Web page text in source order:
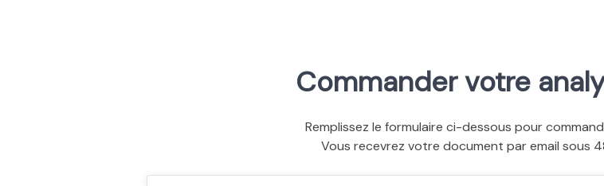
Commander votre
Remplissez le formulaire ci-dessous pour
Vous recevrez votre document par email sous